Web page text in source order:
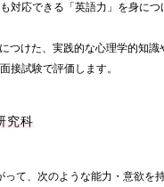
対応できる「英語力」を身に
つけた、実践的な心理学的知
接試験で評価します。
究科
って、次のような能力・意欲を